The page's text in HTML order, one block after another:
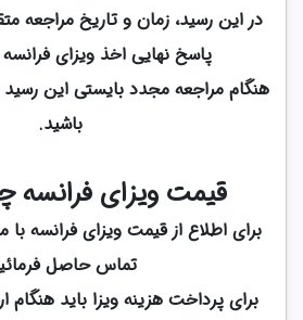
در این رسید، زمان و تاریخ مراجعه
پاسخ نهایی اخذ ویزای
هنگام مراجعه مجدد بایستی این رسید
باشید.
قیمت ویزای فرانسه
برای اطلاع از قیمت ویزای فرانسه با
تماس حاصل
برای پرداخت هزینه ویزا باید هنگام